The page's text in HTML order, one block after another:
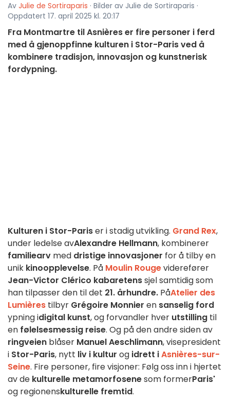
Av Julie de Sortiraparis · Bilder av Julie de Sortiraparis ·
Oppdatert 17. april 2025 kl. 20:17
Fra Montmartre til Asnières er fire personer i ferd
med å gjenoppfinne kulturen i Stor-Paris ved å
kombinere tradisjon, innovasjon og kunstnerisk
fordypning.
Kulturen i Stor-Pariser i stadig utvikling. Grand Rex,
under ledelse avAlexandre Hellmann, kombinerer
familiearv med dristige innovasjoner for å tilby en
unik kinoopplevelse. På Moulin Rougeviderefører
Jean-Victor Clérico kabaretenssjel samtidig som
han tilpasser den til det 21. århundre. PåAtelier des
Lumières tilbyr Grégoire Monnier en sanselig ford
ypning idigital kunst, og forvandler hver utstilling til
en følelsesmessig reise. Og på den andre siden av
ringveien blåser Manuel Aeschlimann, visepresident
i Stor-Paris, nytt liv i kultur og idrett iAsnières-sur-
Seine. Fire personer, fire visjoner: Følg oss inn i hjertet
av de kulturelle metamorfosenesom formerParis'
og regionenskulturelle fremtid.